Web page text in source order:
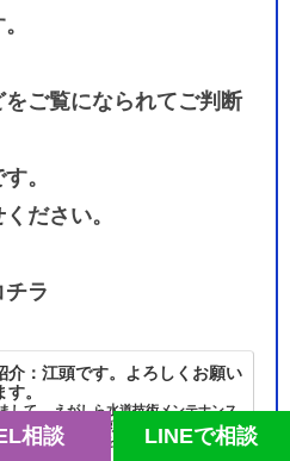
ご覧になられてご判断
。
ださい。
ラ
介：江頭です。よろしくお願い
。
して。 えがしら水道技術メンテナンス
と申します。 ご依頼いただいたお客様に
数ある中からウチを選んでいただいたん
相談 LINEで相談